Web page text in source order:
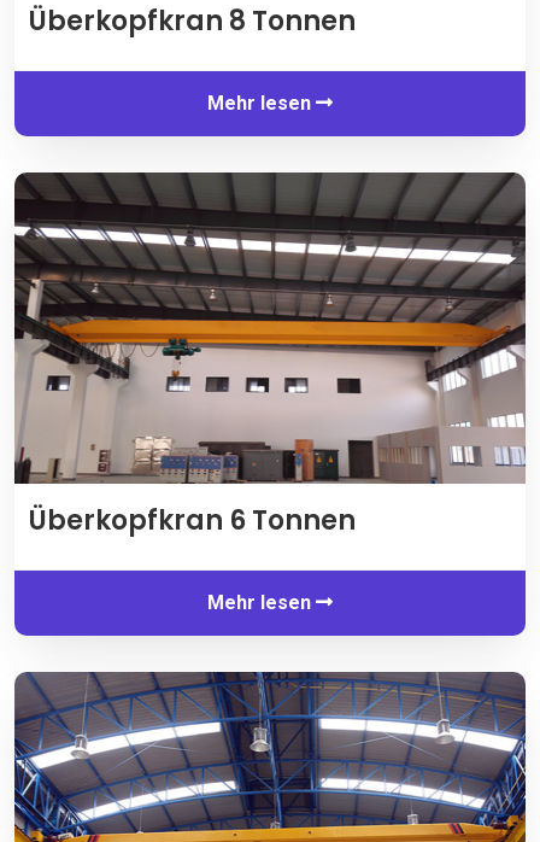
Überkopfkran 8 Tonnen
Mehr lesen
Überkopfkran 6 Tonnen
Mehr lesen